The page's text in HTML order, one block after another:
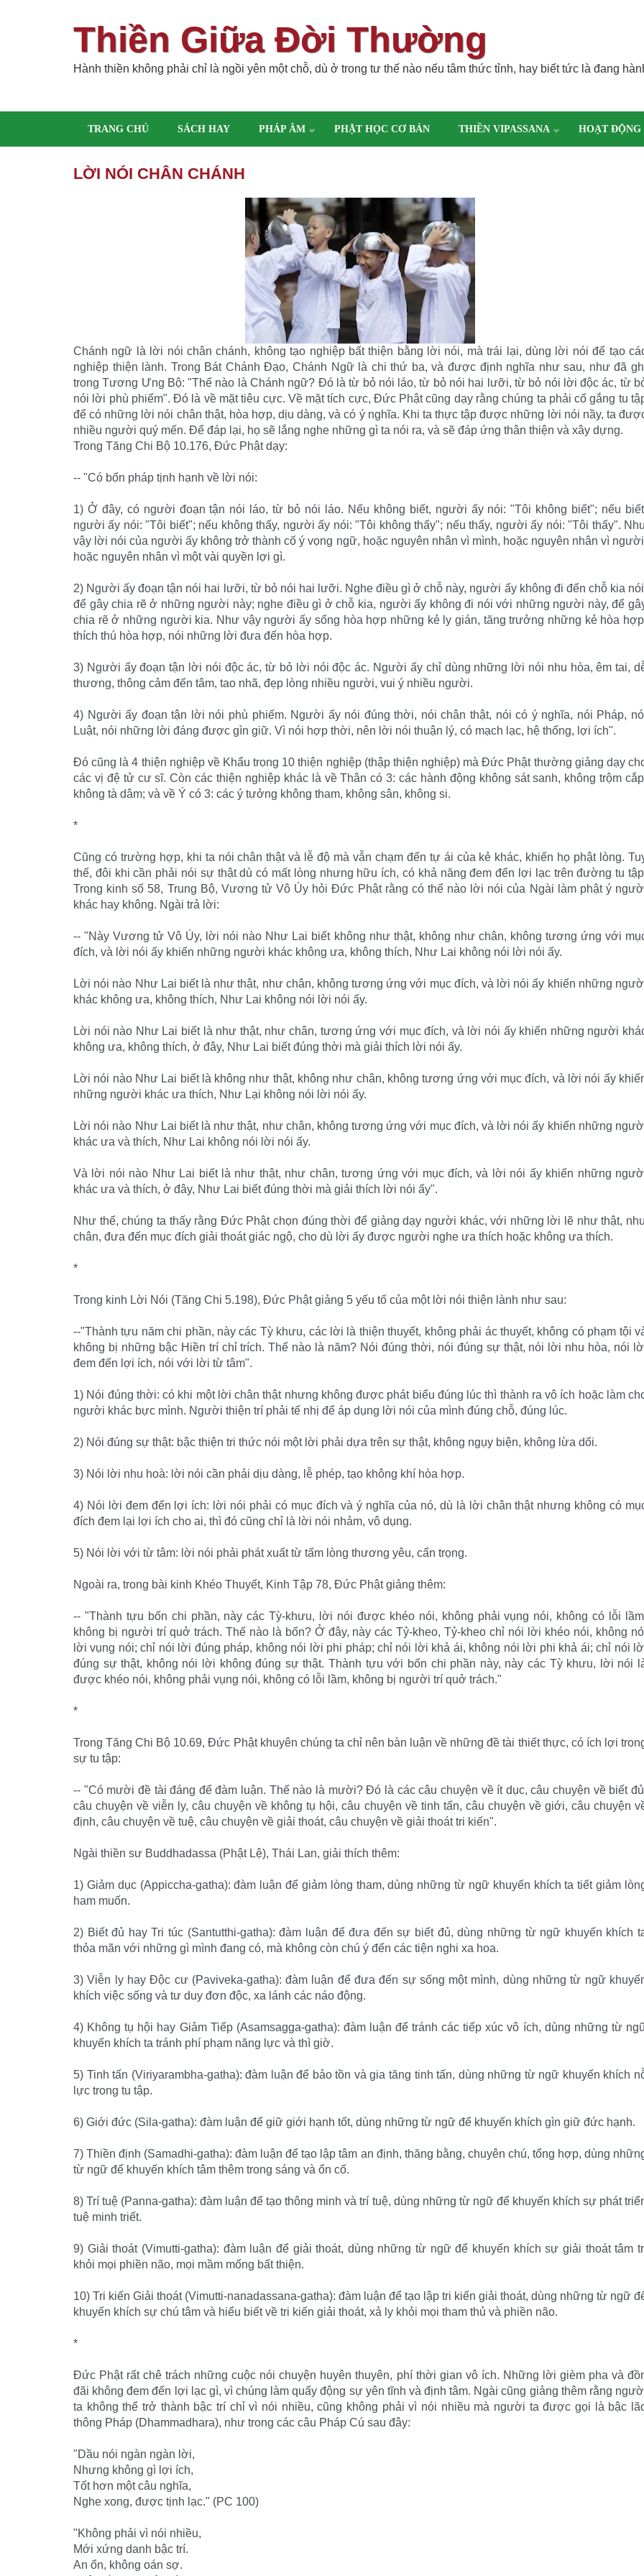
Thiền Giữa Đời Thường
Hành thiền không phải chỉ là ngồi yên một chỗ, dù ở trong tư thế nào nếu tâm thức tỉnh, hay biết tức là đang
TRANG CHỦ SÁCH HAY PHÁP ÂM PHẬT HỌC CƠ BẢN THIỀN VIPASSANA HOẠT ĐỘNG
LỜI NÓI CHÂN CHÁNH
Chánh ngữ là lời nói chân chánh, không tạo nghiệp bất thiện bằng lời nói, mà trái lại, dùng lời nói để tạo
nghiệp thiện lành. Trong Bát Chánh Đạo, Chánh Ngữ là chi thứ ba, và được định nghĩa như sau, như đã
trong Tương Ưng Bộ: "Thế nào là Chánh ngữ? Đó là từ bỏ nói láo, từ bỏ nói hai lưỡi, từ bỏ nói lời độc ác, từ
nói lời phù phiếm". Đó là về mặt tiêu cực. Về mặt tích cực, Đức Phật cũng dạy rằng chúng ta phải cố gắng tu
để có những lời nói chân thật, hòa hợp, dịu dàng, và có ý nghĩa. Khi ta thực tập được những lời nói nầy, ta
nhiều người quý mến. Để đáp lại, họ sẽ lắng nghe những gì ta nói ra, và sẽ đáp ứng thân thiện và xây dựng.
Trong Tăng Chi Bộ 10.176, Đức Phật dạy:
-- "Có bốn pháp tịnh hạnh về lời nói:
1) Ở đây, có người đoạn tận nói láo, từ bỏ nói láo. Nếu không biết, người ấy nói: "Tôi không biết"; nếu
người ấy nói: "Tôi biết"; nếu không thấy, người ấy nói: "Tôi không thấy"; nếu thấy, người ấy nói: "Tôi thấy".
vậy lời nói của người ấy không trở thành cố ý vọng ngữ, hoặc nguyên nhân vì mình, hoặc nguyên nhân vì
hoặc nguyên nhân vì một vài quyền lợi gì.
2) Người ấy đoạn tận nói hai lưỡi, từ bỏ nói hai lưỡi. Nghe điều gì ở chỗ này, người ấy không đi đến chỗ kia
để gây chia rẽ ở những người này; nghe điều gì ở chỗ kia, người ấy không đi nói với những người này, để
chia rẽ ở những người kia. Như vậy người ấy sống hòa hợp những kẻ ly gián, tăng trưởng những kẻ hòa
thích thú hòa hợp, nói những lời đưa đến hòa hợp.
3) Người ấy đoạn tận lời nói độc ác, từ bỏ lời nói độc ác. Người ấy chỉ dùng những lời nói nhu hòa, êm tai,
thương, thông cảm đến tâm, tao nhã, đẹp lòng nhiều người, vui ý nhiều người.
4) Người ấy đoạn tận lời nói phù phiếm. Người ấy nói đúng thời, nói chân thật, nói có ý nghĩa, nói Pháp,
Luật, nói những lời đáng được gìn giữ. Vì nói hợp thời, nên lời nói thuận lý, có mạch lạc, hệ thống, lợi ích".
Đó cũng là 4 thiện nghiệp về Khẩu trong 10 thiện nghiệp (thập thiện nghiệp) mà Đức Phật thường giảng dạy
các vị đệ tử cư sĩ. Còn các thiện nghiệp khác là về Thân có 3: các hành động không sát sanh, không trộm
không tà dâm; và về Ý có 3: các ý tưởng không tham, không sân, không si.
*
Cũng có trường hợp, khi ta nói chân thật và lễ độ mà vẫn chạm đến tự ái của kẻ khác, khiến họ phật lòng.
thế, đôi khi cần phải nói sự thật dù có mất lòng nhưng hữu ích, có khả năng đem đến lợi lạc trên đường tu
Trong kinh số 58, Trung Bộ, Vương tử Vô Úy hỏi Đức Phật rằng có thể nào lời nói của Ngài làm phật ý
khác hay không. Ngài trả lời:
-- "Này Vương tử Vô Úy, lời nói nào Như Lai biết không như thật, không như chân, không tương ứng với
đích, và lời nói ấy khiến những người khác không ưa, không thích, Như Lai không nói lời nói ấy.
Lời nói nào Như Lai biết là như thật, như chân, không tương ứng với mục đích, và lời nói ấy khiến những
khác không ưa, không thích, Như Lai không nói lời nói ấy.
Lời nói nào Như Lai biết là như thật, như chân, tương ứng với mục đích, và lời nói ấy khiến những người
không ưa, không thích, ở đây, Như Lai biết đúng thời mà giải thích lời nói ấy.
Lời nói nào Như Lai biết là không như thật, không như chân, không tương ứng với mục đích, và lời nói ấy
những người khác ưa thích, Như Lại không nói lời nói ấy.
Lời nói nào Như Lai biết là như thật, như chân, không tương ứng với mục đích, và lời nói ấy khiến những
khác ưa và thích, Như Lai không nói lời nói ấy.
Và lời nói nào Như Lai biết là như thật, như chân, tương ứng với mục đích, và lời nói ấy khiến những
khác ưa và thích, ở đây, Như Lai biết đúng thời mà giải thích lời nói ấy".
Như thế, chúng ta thấy rằng Đức Phật chọn đúng thời để giảng dạy người khác, với những lời lẽ như thật,
chân, đưa đến mục đích giải thoát giác ngộ, cho dù lời ấy được người nghe ưa thích hoặc không ưa thích.
*
Trong kinh Lời Nói (Tăng Chi 5.198), Đức Phật giảng 5 yếu tố của một lời nói thiện lành như sau:
--"Thành tựu năm chi phần, này các Tỳ khưu, các lời là thiện thuyết, không phải ác thuyết, không có phạm tội
không bị những bậc Hiền trí chỉ trích. Thế nào là năm? Nói đúng thời, nói đúng sự thật, nói lời nhu hòa, nói
đem đến lợi ích, nói với lời từ tâm".
1) Nói đúng thời: có khi một lời chân thật nhưng không được phát biểu đúng lúc thì thành ra vô ích hoặc làm
người khác bực mình. Người thiện trí phải tế nhị để áp dụng lời nói của mình đúng chỗ, đúng lúc.
2) Nói đúng sự thật: bậc thiện tri thức nói một lời phải dựa trên sự thật, không ngụy biện, không lừa dối.
3) Nói lời nhu hoà: lời nói cần phải dịu dàng, lễ phép, tạo không khí hòa hợp.
4) Nói lời đem đến lợi ích: lời nói phải có mục đích và ý nghĩa của nó, dù là lời chân thật nhưng không có
đích đem lại lợi ích cho ai, thì đó cũng chỉ là lời nói nhảm, vô dụng.
5) Nói lời với từ tâm: lời nói phải phát xuất từ tấm lòng thương yêu, cẩn trọng.
Ngoài ra, trong bài kinh Khéo Thuyết, Kinh Tập 78, Đức Phật giảng thêm:
-- "Thành tựu bốn chi phần, này các Tỳ-khưu, lời nói được khéo nói, không phải vụng nói, không có lỗi
không bị người trí quở trách. Thế nào là bốn? Ở đây, này các Tỷ-kheo, Tỷ-kheo chỉ nói lời khéo nói, không
lời vụng nói; chỉ nói lời đúng pháp, không nói lời phi pháp; chỉ nói lời khả ái, không nói lời phi khả ái; chỉ nói
đúng sự thật, không nói lời không đúng sự thật. Thành tựu với bốn chi phần này, này các Tỳ khưu, lời nói
được khéo nói, không phải vụng nói, không có lỗi lầm, không bị người trí quở trách."
*
Trong Tăng Chi Bộ 10.69, Đức Phật khuyên chúng ta chỉ nên bàn luận về những đề tài thiết thực, có ích lợi
sự tu tập:
-- "Có mười đề tài đáng để đàm luận. Thế nào là mười? Đó là các câu chuyện về ít dục, câu chuyện về biết
câu chuyện về viễn ly, câu chuyện về không tụ hội, câu chuyện về tinh tấn, câu chuyện về giới, câu chuyện
định, câu chuyện về tuệ, câu chuyện về giải thoát, câu chuyện về giải thoát tri kiến".
Ngài thiền sư Buddhadassa (Phật Lệ), Thái Lan, giải thích thêm:
1) Giảm dục (Appiccha-gatha): đàm luận để giảm lòng tham, dùng những từ ngữ khuyến khích ta tiết giảm
ham muốn.
2) Biết đủ hay Tri túc (Santutthi-gatha): đàm luận để đưa đến sự biết đủ, dùng những từ ngữ khuyến khích
thỏa mãn với những gì mình đang có, mà không còn chú ý đến các tiện nghi xa hoa.
3) Viễn ly hay Ðộc cư (Paviveka-gatha): đàm luận để đưa đến sự sống một mình, dùng những từ ngữ
khích việc sống và tư duy đơn độc, xa lánh các náo động.
4) Không tụ hội hay Giảm Tiếp (Asamsagga-gatha): đàm luận để tránh các tiếp xúc vô ích, dùng những từ
khuyến khích ta tránh phí phạm năng lực và thì giờ.
5) Tinh tấn (Viriyarambha-gatha): đàm luận để bảo tồn và gia tăng tinh tấn, dùng những từ ngữ khuyến khích
lực trong tu tập.
6) Giới đức (Sila-gatha): đàm luận để giữ giới hạnh tốt, dùng những từ ngữ để khuyến khích gìn giữ đức hạnh.
7) Thiền định (Samadhi-gatha): đàm luận để tạo lập tâm an định, thăng bằng, chuyên chú, tổng hợp, dùng
từ ngữ để khuyến khích tâm thêm trong sáng và ổn cố.
8) Trí tuệ (Panna-gatha): đàm luận để tạo thông minh và trí tuệ, dùng những từ ngữ để khuyến khích sự phát
tuệ minh triết.
9) Giải thoát (Vimutti-gatha): đàm luận để giải thoát, dùng những từ ngữ để khuyến khích sự giải thoát tâm
khỏi mọi phiền não, mọi mầm mống bất thiện.
10) Tri kiến Giải thoát (Vimutti-nanadassana-gatha): đàm luận để tạo lập tri kiến giải thoát, dùng những từ ngữ
khuyến khích sự chú tâm và hiểu biết về tri kiến giải thoát, xả ly khỏi mọi tham thủ và phiền não.
*
Ðức Phật rất chê trách những cuộc nói chuyện huyên thuyên, phí thời gian vô ích. Những lời gièm pha và
đãi không đem đến lợi lạc gì, vì chúng làm quấy động sự yên tĩnh và định tâm. Ngài cũng giảng thêm rằng
ta không thể trở thành bậc trí chỉ vì nói nhiều, cũng không phải vì nói nhiều mà người ta được gọi là bậc
thông Pháp (Dhammadhara), như trong các câu Pháp Cú sau đây:
"Dầu nói ngàn ngàn lời,
Nhưng không gì lợi ích,
Tốt hơn một câu nghĩa,
Nghe xong, được tịnh lạc." (PC 100)
"Không phải vì nói nhiều,
Mới xứng danh bậc trí.
An ổn, không oán sợ.